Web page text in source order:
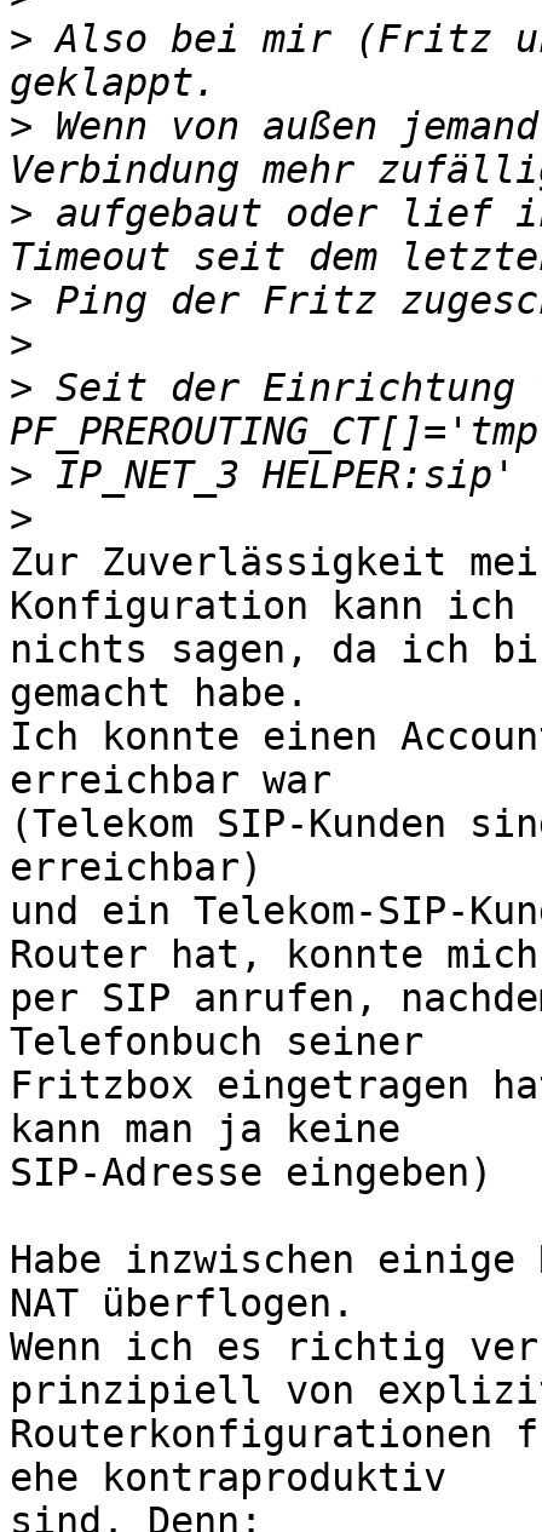
> Also bei mir (Fritz
> Wenn von außen
> aufgebaut oder lief
>
>
> Seit der Einrichtung
>
>
Zur Zuverlässigkeit
Konfiguration kann ich
nichts sagen, da ich
gemacht habe.
Ich konnte einen
erreichbar war
(Telekom SIP-Kunden
erreichbar)
und ein Telekom-SIP-
Router hat, konnte
per SIP anrufen,
Telefonbuch seiner
Fritzbox eingetragen
kann man ja keine
SIP-Adresse eingeben)
Habe inzwischen einige
NAT überflogen.
Wenn ich es richtig
prinzipiell von
Routerkonfigurationen
ehe kontraproduktiv
sind. Denn: